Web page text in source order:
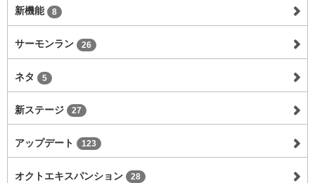
新機能 8
サーモンラン 26
ネタ 5
新ステージ 27
アップデート 123
オクトエキスパンション 28